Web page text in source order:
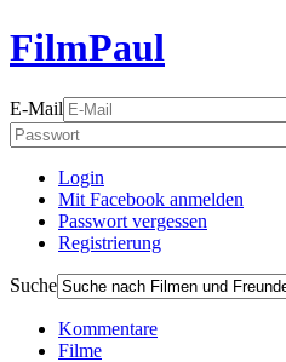
FilmPaul
E-Mail
Login
Mit Facebook anmelden
Passwort vergessen
Registrierung
Suche
Kommentare
Filme